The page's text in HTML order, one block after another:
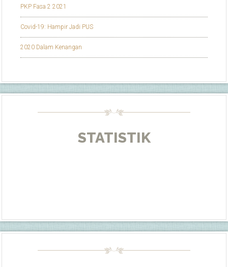
PKP Fasa 2 2021
Covid-19: Hampir Jadi PUS
2020 Dalam Kenangan
STATISTIK